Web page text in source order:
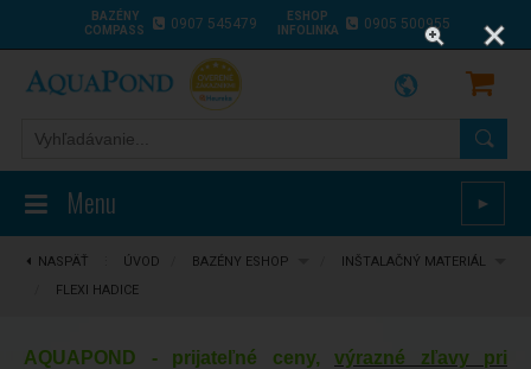
BAZÉNY
COMPASS
0907 545479
ESHOP
INFOLINKA
0905 500955
Menu ►
NASPÄŤ ÚVOD BAZÉNY ESHOP
INŠTALAČNÝ MATERIÁL
FLEXI HADICE
AQUAPOND - prijateľné ceny, výrazné zľavy pri